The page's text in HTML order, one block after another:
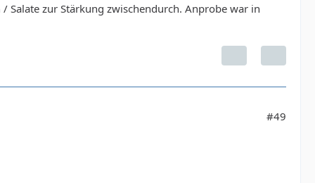
Salate zur Stärkung zwischendurch. Anprobe war in
#49